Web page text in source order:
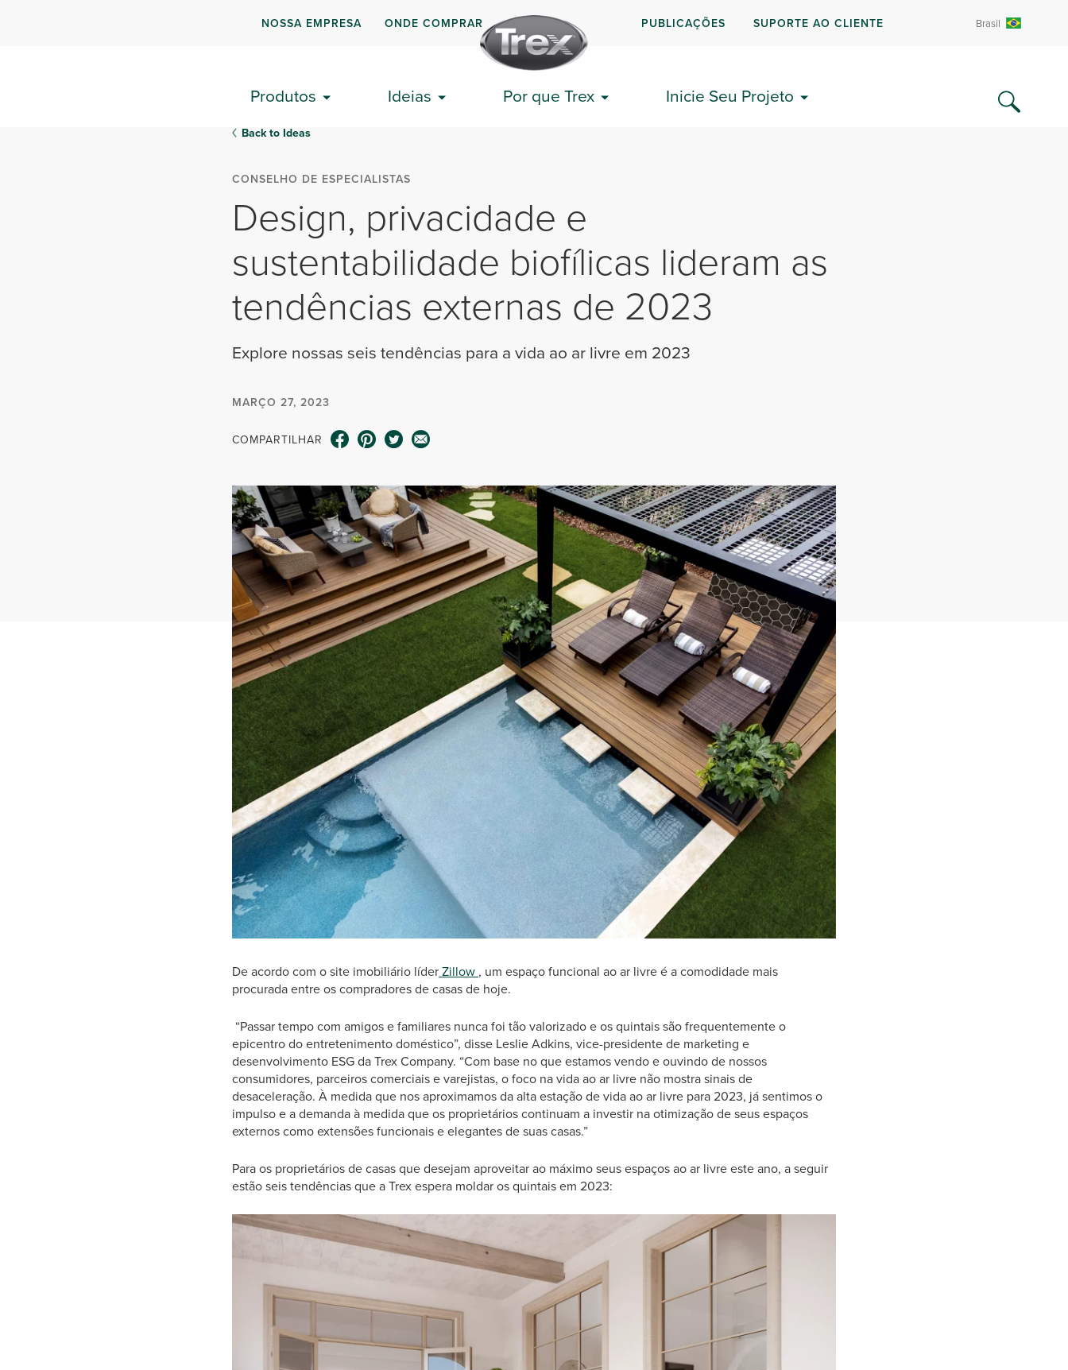
NOSSA EMPRESA ONDE COMPRAR PUBLICAÇÕES SUPORTE AO CLIENTE Brasil
Produtos Ideias Por que Trex Inicie Seu Projeto
Back to Ideas
CONSELHO DE ESPECIALISTAS
Design, privacidade e
sustentabilidade biofílicas lideram as
tendências externas de 2023
Explore nossas seis tendências para a vida ao ar livre em 2023
MARÇO 27, 2023
COMPARTILHAR
De acordo com o site imobiliário líderZillow , um espaço funcional ao ar livre é a comodidade mais
procurada entre os compradores de casas de hoje.
“Passar tempo com amigos e familiares nunca foi tão valorizado e os quintais são frequentemente o
epicentro do entretenimento doméstico”, disse Leslie Adkins, vice-presidente de marketing e
desenvolvimento ESG da Trex Company. “Com base no que estamos vendo e ouvindo de nossos
consumidores, parceiros comerciais e varejistas, o foco na vida ao ar livre não mostra sinais de
desaceleração. À medida que nos aproximamos da alta estação de vida ao ar livre para 2023, já sentimos o
impulso e a demanda à medida que os proprietários continuam a investir na otimização de seus espaços
externos como extensões funcionais e elegantes de suas casas.”
Para os proprietários de casas que desejam aproveitar ao máximo seus espaços ao ar livre este ano, a seguir
estão seis tendências que a Trex espera moldar os quintais em 2023: